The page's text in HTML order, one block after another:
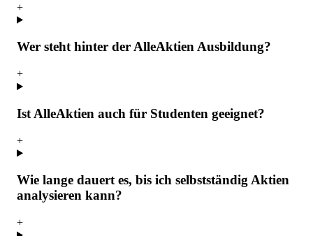
+
Wer steht hinter der AlleAktien Ausbildung?
+
Ist AlleAktien auch für Studenten geeignet?
+
Wie lange dauert es, bis ich selbstständig Aktien
analysieren kann?
+